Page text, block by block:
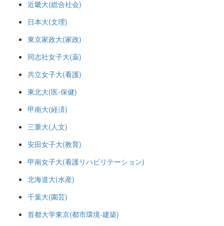
近畿大(総合社会)
日本大(文理)
東京家政大(家政)
同志社女子大(薬)
共立女子大(看護)
東北大(医-保健)
甲南大(経済)
三重大(人文)
安田女子大(教育)
甲南女子大(看護リハビリテーション)
北海道大(水産)
千葉大(園芸)
首都大学東京(都市環境-建築)